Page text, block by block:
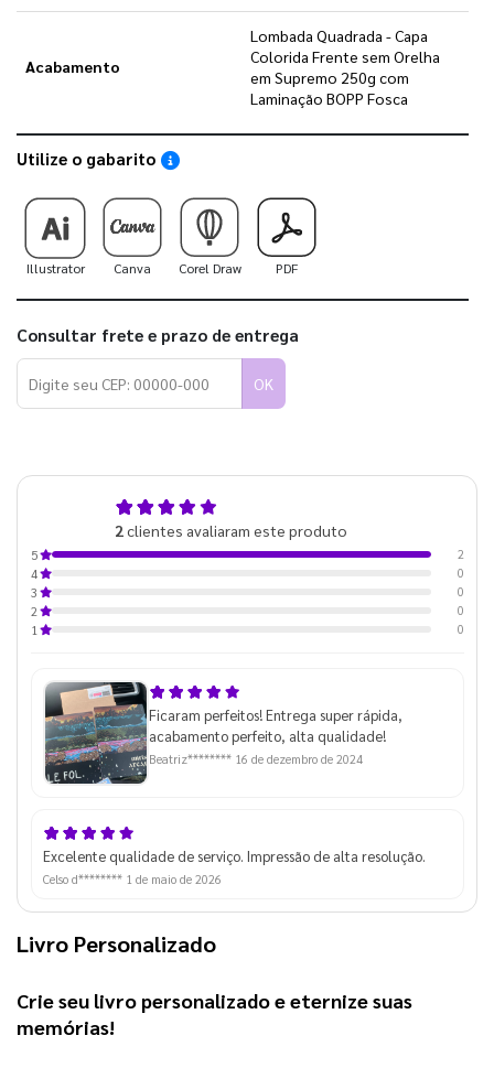
Acabamento
Lombada Quadrada - Capa
Colorida Frente sem Orelha
em Supremo 250g com
Laminação BOPP Fosca
Utilize o gabarito Saiba como utilizar os nossos gabaritos
Illustrator Canva Corel Draw PDF
Consultar frete e prazo de entrega
OK
2clientes avaliaram este produto
5
2
4
0
3
0
2
0
1
0
Ficaram perfeitos! Entrega super rápida,
acabamento perfeito, alta qualidade!
Beatriz******** 16 de dezembro de 2024
Excelente qualidade de serviço. Impressão de alta resolução.
Celso d******** 1 de maio de 2026
Livro Personalizado
Crie seu livro personalizado e eternize suas
memórias!